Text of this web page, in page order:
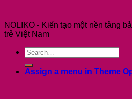
NOLIKO - Kiến tạo một nền tảng
trẻ Việt Nam
Assign a menu in Theme